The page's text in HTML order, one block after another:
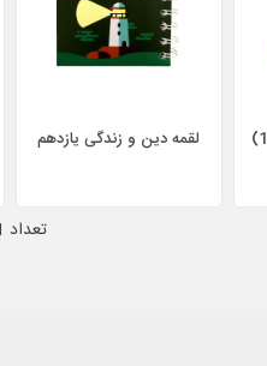
لقمه دین و زندگی یازدهم
تعداد 1-14